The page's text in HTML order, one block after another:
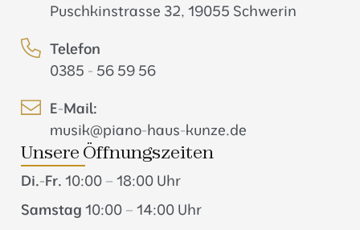
Puschkinstrasse 32, 19055 Schwerin
Telefon
0385 - 56 59 56
E-Mail:
musik@piano-haus-kunze.de
Unsere Öffnungszeiten
Di.-Fr. 10:00 – 18:00 Uhr
Samstag 10:00 – 14:00 Uhr